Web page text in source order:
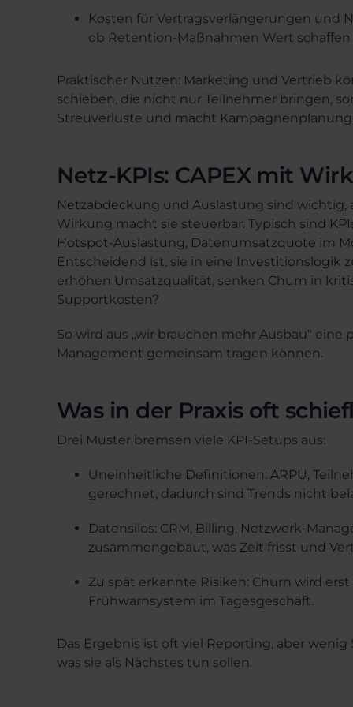
Kosten für Vertragsverlängerungen und
ob Retention-Maßnahmen Wert
Praktischer Nutzen: Marketing und Vertrieb
schieben, die nicht nur Teilnehmer bringen,
Streuverluste und macht
Netz-KPIs: CAPEX mit
Netzabdeckung und Auslastung sind
Wirkung macht sie steuerbar. Typisch sind
Hotspot-Auslastung, Datenumsatzquote im
Entscheidend ist, sie in eine Investitionslogik
erhöhen Umsatzqualität, senken Churn in
Supportkosten?
So wird aus „wir brauchen mehr Ausbau“
Management gemeinsam tragen können.
Was in der Praxis oft
Drei Muster bremsen viele KPI-Setups aus:
Uneinheitliche Definitionen: ARPU,
gerechnet, dadurch sind Trends nicht
Datensilos: CRM, Billing, Netzwerk-
zusammengebaut, was Zeit frisst und
Zu spät erkannte Risiken: Churn wird
Frühwarnsystem im Tagesgeschäft.
Das Ergebnis ist oft viel Reporting, aber
was sie als Nächstes tun sollen.